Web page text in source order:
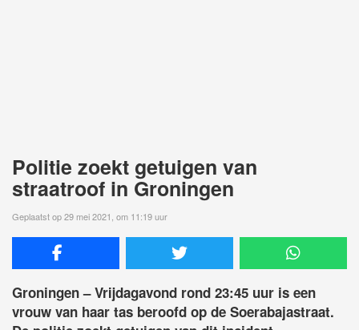
Politie zoekt getuigen van
straatroof in Groningen
Geplaatst op 29 mei 2021, om 11:19 uur
Groningen – Vrijdagavond rond 23:45 uur is een
vrouw van haar tas beroofd op de Soerabajastraat.